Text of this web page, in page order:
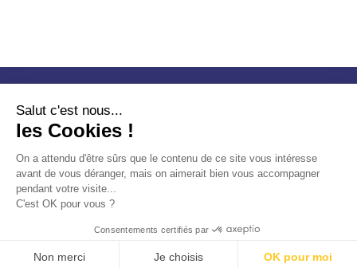
A PROPOS DE NOUS CONTACTEZ-NOUS |
TRAITEMENT DES
DONNÉES| MENTIONS LÉGALES
Salut c'est nous...
les Cookies !
On a attendu d'être sûrs que le contenu de ce site vous intéresse
avant de vous déranger, mais on aimerait bien vous accompagner
pendant votre visite...
C'est OK pour vous ?
Consentements certifiés par
Non merci Je choisis OK pour moi